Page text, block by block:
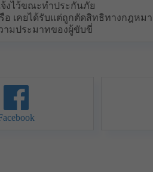
จ้งไว้ขณะทำประกันภัย
เคยได้รับแต่ถูกตัดสิทธิทางกฎหม
ามประมาทของผู้ขับขี่